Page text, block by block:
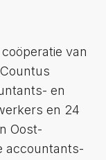
van
en
en 24
Oost-
accountants-